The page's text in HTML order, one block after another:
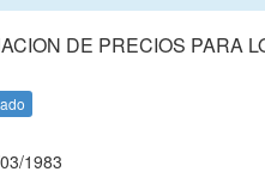
DE PRECIOS PARA
1983